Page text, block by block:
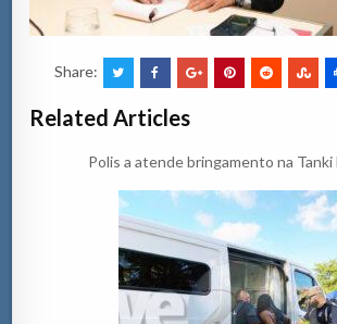
Share:
Related Articles
Polis a atende bringamento na